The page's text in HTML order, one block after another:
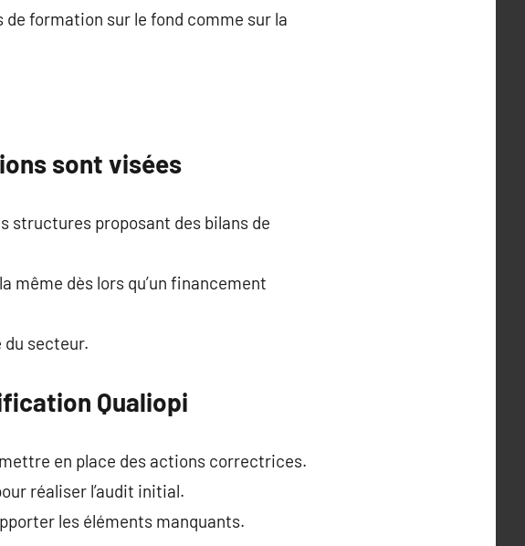
formation sur le fond comme sur la
sont visées
structures proposant des bilans de
même dès lors qu’un financement
du secteur.
Qualiopi
en place des actions correctrices.
réaliser l’audit initial.
les éléments manquants.